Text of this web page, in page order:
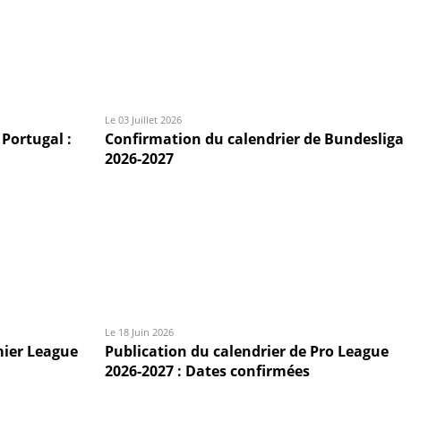
Portugal :
Le 03 Juillet 2026
Confirmation du calendrier de Bundesliga
2026-2027
League
Le 18 Juin 2026
Publication du calendrier de Pro League
2026-2027 : Dates confirmées